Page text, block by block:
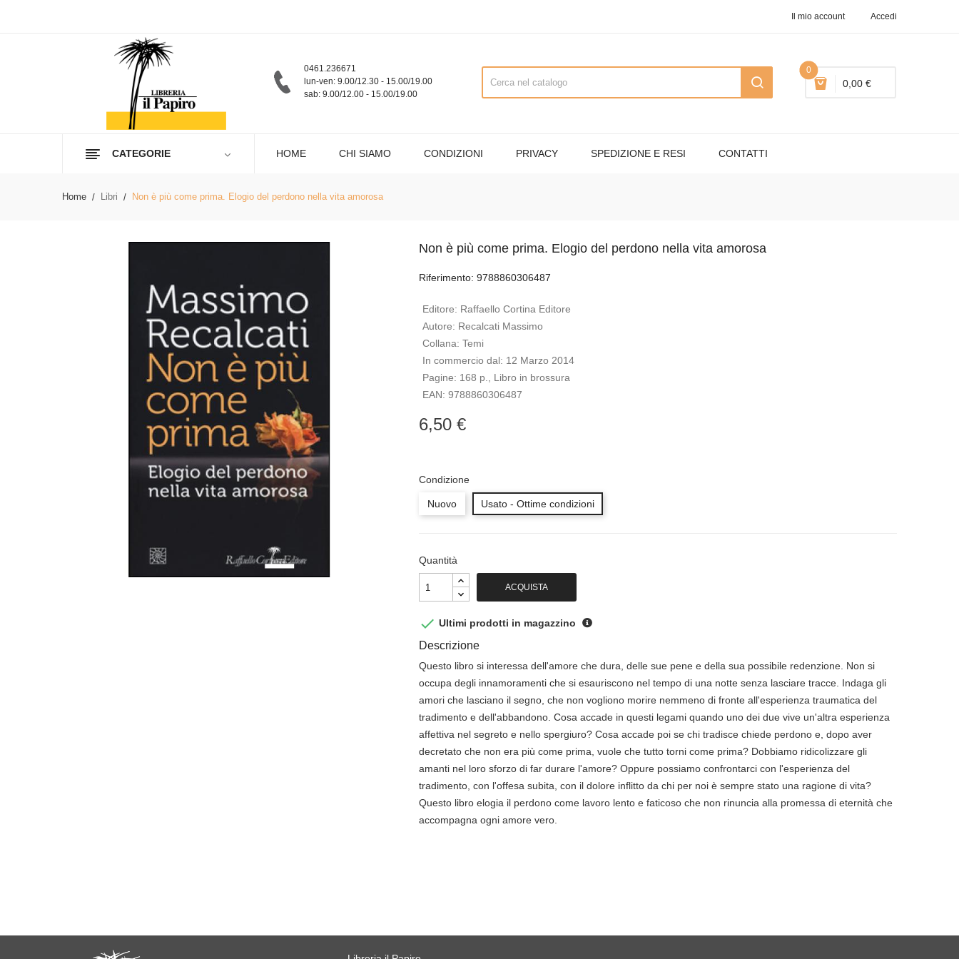
Il mio account Accedi
0
0,00 €
0461.236671
lun-ven: 9.00/12.30 - 15.00/19.00
sab: 9.00/12.00 - 15.00/19.00
CATEGORIE HOME CHI SIAMO CONDIZIONI PRIVACY SPEDIZIONE E RESI CONTATTI
Home Libri Non è più come prima. Elogio del perdono nella vita amorosa
Non è più come prima. Elogio del perdono nella vita amorosa
Riferimento: 9788860306487
Editore: Raffaello Cortina Editore
Autore: Recalcati Massimo
Collana: Temi
In commercio dal: 12 Marzo 2014
Pagine: 168 p., Libro in brossura
EAN: 9788860306487
6,50 €
Condizione
Nuovo Usato - Ottime condizioni
Quantità
ACQUISTA
 Ultimi prodotti in magazzino
Descrizione
Questo libro si interessa dell'amore che dura, delle sue pene e della sua possibile redenzione. Non si
occupa degli innamoramenti che si esauriscono nel tempo di una notte senza lasciare tracce. Indaga gli
amori che lasciano il segno, che non vogliono morire nemmeno di fronte all'esperienza traumatica del
tradimento e dell'abbandono. Cosa accade in questi legami quando uno dei due vive un'altra esperienza
affettiva nel segreto e nello spergiuro? Cosa accade poi se chi tradisce chiede perdono e, dopo aver
decretato che non era più come prima, vuole che tutto torni come prima? Dobbiamo ridicolizzare gli
amanti nel loro sforzo di far durare l'amore? Oppure possiamo confrontarci con l'esperienza del
tradimento, con l'offesa subita, con il dolore inflitto da chi per noi è sempre stato una ragione di vita?
Questo libro elogia il perdono come lavoro lento e faticoso che non rinuncia alla promessa di eternità che
accompagna ogni amore vero.